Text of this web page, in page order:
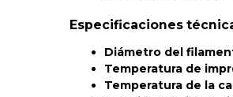
Especificaciones
Diámetro del
Temperatura de
Temperatura de la